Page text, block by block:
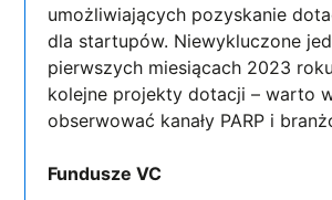
umożliwiających pozyskanie
dla startupów. Niewykluczone
pierwszych miesiącach 2023
kolejne projekty dotacji – warto
obserwować kanały PARP i
Fundusze VC